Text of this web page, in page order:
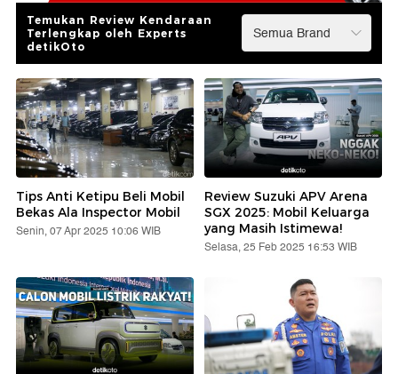
Temukan Review Kendaraan
Terlengkap oleh Experts
detikOto
Tips Anti Ketipu Beli Mobil
Bekas Ala Inspector Mobil
Senin, 07 Apr 2025 10:06 WIB
Review Suzuki APV Arena
SGX 2025: Mobil Keluarga
yang Masih Istimewa!
Selasa, 25 Feb 2025 16:53 WIB